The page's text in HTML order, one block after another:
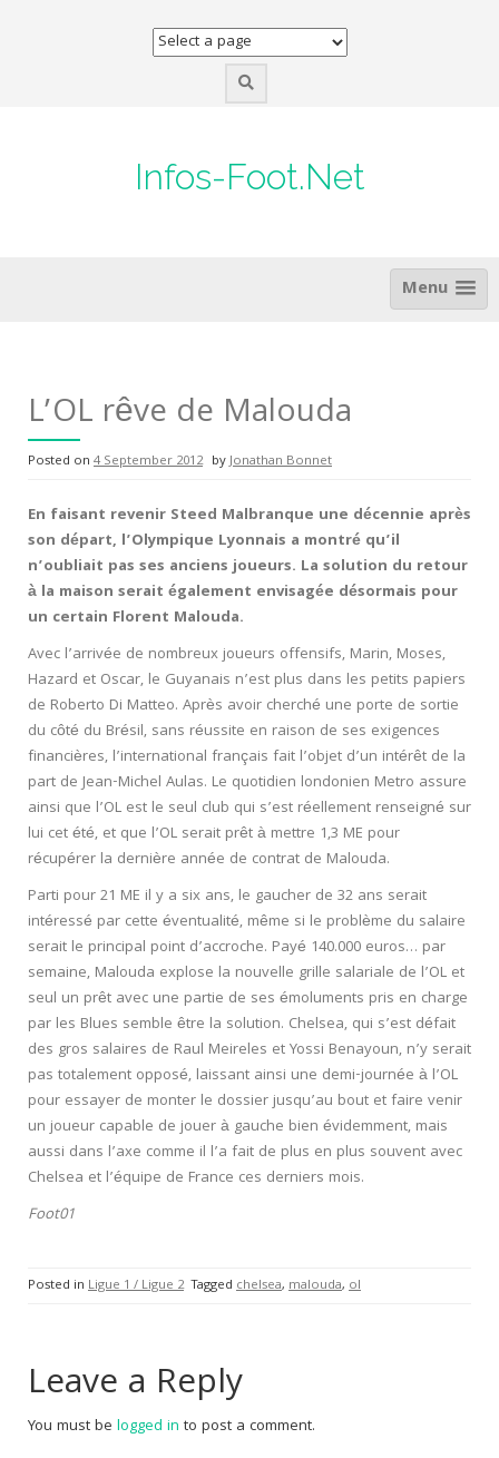
Infos-Foot.Net
Menu
L’OL rêve de Malouda
Posted on 4 September 2012 byJonathan Bonnet
En faisant revenir Steed Malbranque une décennie après
son départ, l’Olympique Lyonnais a montré qu’il
n’oubliait pas ses anciens joueurs. La solution du retour
à la maison serait également envisagée désormais pour
un certain Florent Malouda.
Avec l’arrivée de nombreux joueurs offensifs, Marin, Moses,
Hazard et Oscar, le Guyanais n’est plus dans les petits papiers
de Roberto Di Matteo. Après avoir cherché une porte de sortie
du côté du Brésil, sans réussite en raison de ses exigences
financières, l’international français fait l’objet d’un intérêt de la
part de Jean-Michel Aulas. Le quotidien londonien Metro assure
ainsi que l’OL est le seul club qui s’est réellement renseigné sur
lui cet été, et que l’OL serait prêt à mettre 1,3 ME pour
récupérer la dernière année de contrat de Malouda.
Parti pour 21 ME il y a six ans, le gaucher de 32 ans serait
intéressé par cette éventualité, même si le problème du salaire
serait le principal point d’accroche. Payé 140.000 euros… par
semaine, Malouda explose la nouvelle grille salariale de l’OL et
seul un prêt avec une partie de ses émoluments pris en charge
par les Blues semble être la solution. Chelsea, qui s’est défait
des gros salaires de Raul Meireles et Yossi Benayoun, n’y serait
pas totalement opposé, laissant ainsi une demi-journée à l’OL
pour essayer de monter le dossier jusqu’au bout et faire venir
un joueur capable de jouer à gauche bien évidemment, mais
aussi dans l’axe comme il l’a fait de plus en plus souvent avec
Chelsea et l’équipe de France ces derniers mois.
Foot01
Posted in Ligue 1 / Ligue 2 Tagged chelsea, malouda, ol
Leave a Reply
You must be logged in to post a comment.